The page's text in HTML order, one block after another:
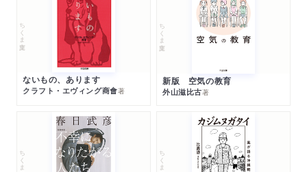
ちくま文庫
ないもの、あります
クラフト・エヴィング商會著
ちくま文庫
新版 空気の教育
外山滋比古著
ちくま文庫 ちくま文庫